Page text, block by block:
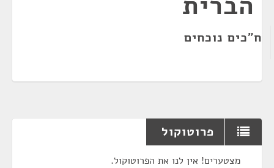
ח"כים נוכחים
פרוטוקול
מצטערים! אין לנו את הפרוטוקול.